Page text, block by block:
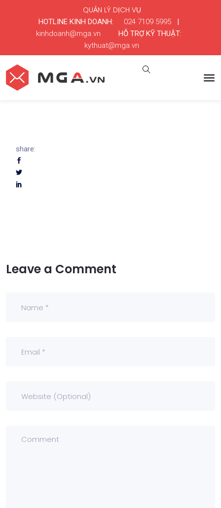
HOTLINE KINH DOANH: 024 7109 5995|
kinhdoanh@mga.vn
HỖ TRỢ KỸ THUẬT:
kythuat@mga.vn
QUẢN LÝ DỊCH VỤ
share:
Leave a Comment